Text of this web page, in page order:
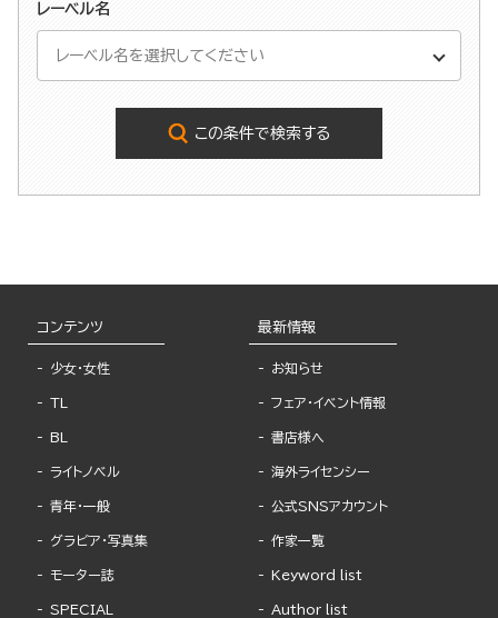
レーベル名
この条件で検索する
コンテンツ
少女・女性
TL
BL
ライトノベル
青年・一般
グラビア・写真集
モーター誌
SPECIAL
最新情報
お知らせ
フェア・イベント情報
書店様へ
海外ライセンシー
公式SNSアカウント
作家一覧
Keyword list
Author list